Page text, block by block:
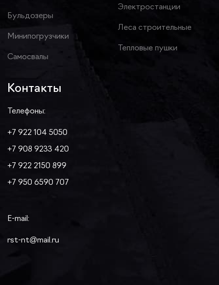
Бульдозеры
Минипогрузчики
Самосвалы
Электростанции
Леса строительные
Тепловые пушки
Контакты
Телефоны:
+7 922 104 5050
+7 908 9233 420
+7 922 2150 899
+7 950 6590 707
E-mail:
rst-nt@mail.ru